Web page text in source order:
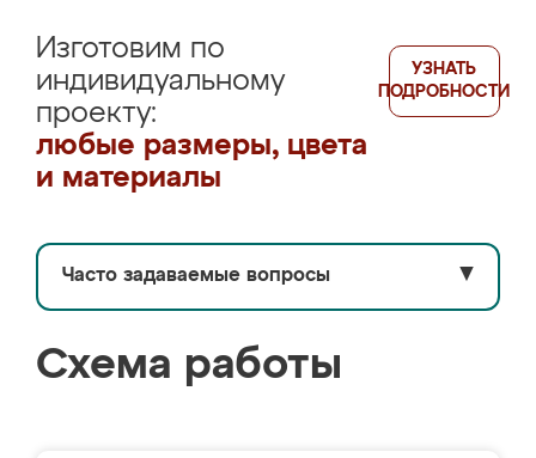
Изготовим по
индивидуальному
проекту:
любые размеры, цвета
и материалы
УЗНАТЬ
ПОДРОБНОСТИ
Часто задаваемые вопросы ▼
Схема работы